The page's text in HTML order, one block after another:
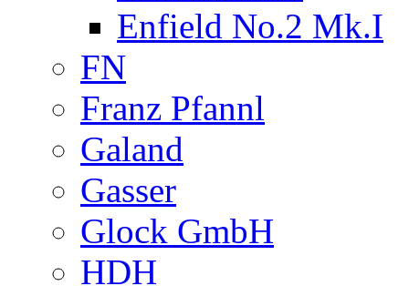
Enfield No.2 Mk.I
FN
Franz Pfannl
Galand
Gasser
Glock GmbH
HDH